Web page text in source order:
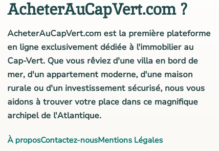
AcheterAuCapVert.com ?
AcheterAuCapVert.com est la première plateforme
en ligne exclusivement dédiée à l'immobilier au
Cap-Vert. Que vous rêviez d'une villa en bord de
mer, d'un appartement moderne, d'une maison
rurale ou d'un investissement sécurisé, nous vous
aidons à trouver votre place dans ce magnifique
archipel de l'Atlantique.
À proposContactez-nousMentions Légales